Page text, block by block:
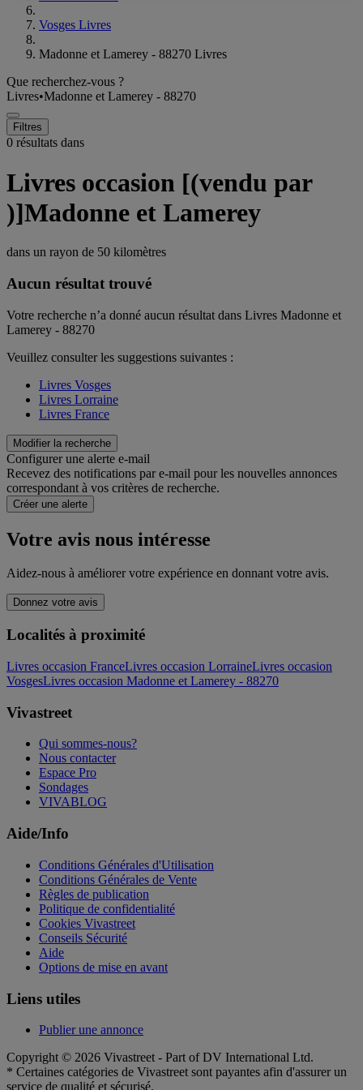
Vosges Livres
Madonne et Lamerey - 88270 Livres
Que recherchez-vous ?
Livres•Madonne et Lamerey - 88270
Filtres
0 résultats dans
Livres occasion [(vendu par
)]Madonne et Lamerey
dans un rayon de 50 kilomètres
Aucun résultat trouvé
Votre recherche n’a donné aucun résultat dans Livres Madonne et
Lamerey - 88270
Veuillez consulter les suggestions suivantes :
Livres Vosges
Livres Lorraine
Livres France
Modifier la recherche
Configurer une alerte e-mail
Recevez des notifications par e-mail pour les nouvelles annonces
correspondant à vos critères de recherche.
Créer une alerte
Votre avis nous intéresse
Aidez-nous à améliorer votre expérience en donnant votre avis.
Donnez votre avis
Localités à proximité
Livres occasion FranceLivres occasion LorraineLivres occasion
VosgesLivres occasion Madonne et Lamerey - 88270
Vivastreet
Qui sommes-nous?
Nous contacter
Espace Pro
Sondages
VIVABLOG
Aide/Info
Conditions Générales d'Utilisation
Conditions Générales de Vente
Règles de publication
Politique de confidentialité
Cookies Vivastreet
Conseils Sécurité
Aide
Options de mise en avant
Liens utiles
Publier une annonce
Copyright © 2026 Vivastreet - Part of DV International Ltd.
* Certaines catégories de Vivastreet sont payantes afin d'assurer un
service de qualité et sécurisé.